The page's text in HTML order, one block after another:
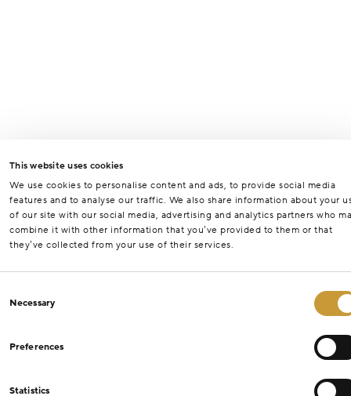
This website uses cookies
We use cookies to personalise content and ads, to provide social media
features and to analyse our traffic. We also share information about your
of our site with our social media, advertising and analytics partners who
combine it with other information that you’ve provided to them or that
they’ve collected from your use of their services.
Selection
Necessary
Preferences
Statistics